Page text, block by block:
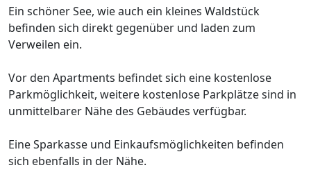
Ein schöner See, wie auch ein kleines Waldstück
befinden sich direkt gegenüber und laden zum
Verweilen ein.
Vor den Apartments befindet sich eine kostenlose
Parkmöglichkeit, weitere kostenlose Parkplätze sind in
unmittelbarer Nähe des Gebäudes verfügbar.
Eine Sparkasse und Einkaufsmöglichkeiten befinden
sich ebenfalls in der Nähe.